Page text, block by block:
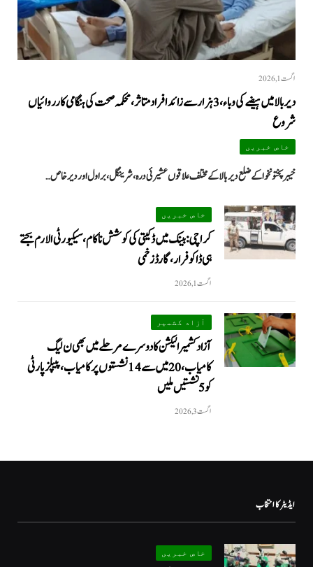
اگست 1, 2026
دیر بالا میں ہیضے کی وباء، 3 ہزار سے زائد افراد متاثر، محکمہ صحت کی ہنگامی کارروائیاں
شروع
خاص خبریں
خیبرپختونخوا کے ضلع دیر بالا کے مختلف علاقوں عشیرئی درہ، شرینگل، براول اور دیر خاص…
خاص خبریں
کراچی: بینک میں ڈکیتی کی کوشش ناکام، سیکیورٹی الارم بجتے
ہی ڈاکو فرار، گارڈ زخمی
اگست 1, 2026
آزاد کشمیر
آزاد کشمیر الیکشن کا دوسرے مرحلے میں بھی ن لیگ
کامیاب، 20 میں سے 14 نشستوں پر کامیاب، پیپلزپارٹی
کو 5 نشستیں ملیں
اگست 3, 2026
ایڈیٹر کا انتخاب
خاص خبریں